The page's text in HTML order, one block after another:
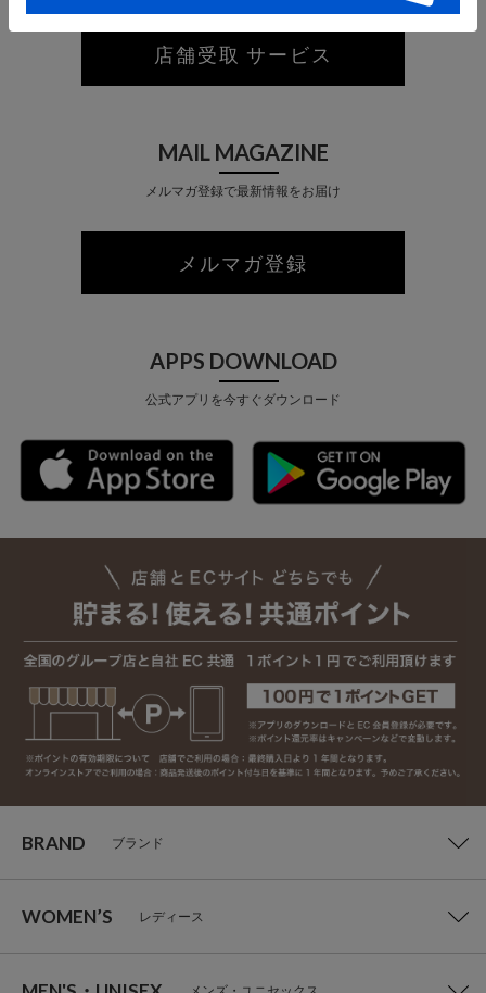
店舗受取 サービス
MAIL MAGAZINE
メルマガ登録で最新情報をお届け
メルマガ登録
APPS DOWNLOAD
公式アプリを今すぐダウンロード
BRAND ブランド
WOMEN’S レディース